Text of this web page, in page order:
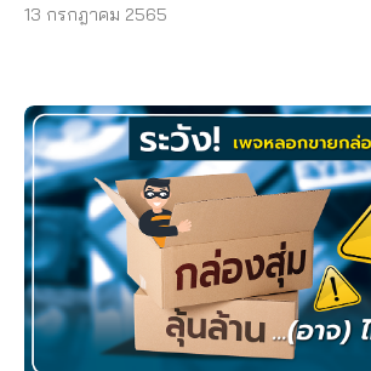
13 กรกฎาคม 2565